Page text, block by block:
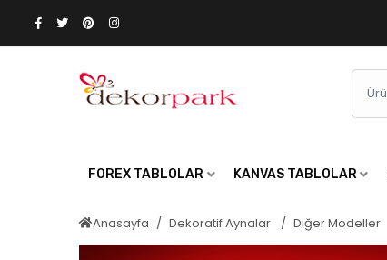
FOREX TABLOLAR KANVAS TABLOLAR
Anasayfa Dekoratif Aynalar Diğer Modeller